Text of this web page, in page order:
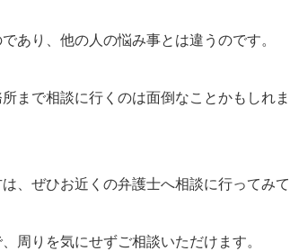
あり、他の人の悩み事とは違うのです。
まで相談に行くのは面倒なことかもしれ
、ぜひお近くの弁護士へ相談に行ってみて
周りを気にせずご相談いただけます。